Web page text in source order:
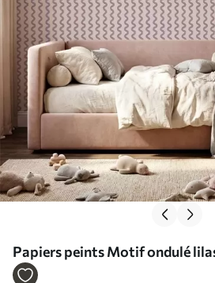
Papiers peints Motif ondulé
a01187v4